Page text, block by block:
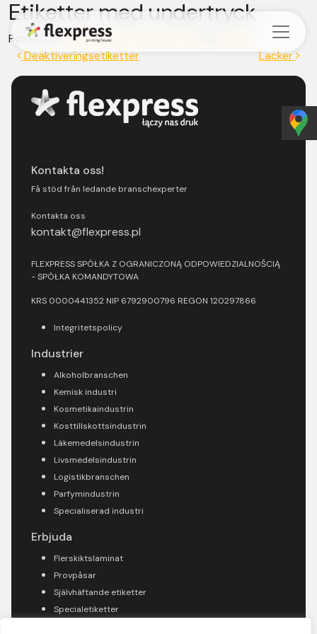
Skip to content
Etiketter med undertryck
Posted on2025-10-23
Post navigation
Deaktiveringsetiketter Lacker
Kontakta oss!
Få stöd från ledande branschexperter
Kontakta oss
kontakt@flexpress.pl
FLEXPRESS SPÓŁKA Z OGRANICZONĄ ODPOWIEDZIALNOŚCIĄ
- SPÓŁKA KOMANDYTOWA
KRS 0000441352 NIP 6792900796 REGON 120297866
Integritetspolicy
Industrier
Alkoholbranschen
Kemisk industri
Kosmetikaindustrin
Kosttillskottsindustrin
Läkemedelsindustrin
Livsmedelsindustrin
Logistikbranschen
Parfymindustrin
Specialiserad industri
Erbjuda
Flerskiktslaminat
Provpåsar
Självhäftande etiketter
Specialetiketter